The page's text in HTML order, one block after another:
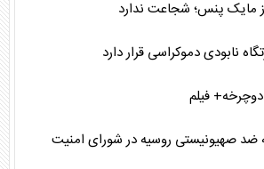
مایک پنس؛ شجاعت ندارد
نابودی دموکراسی قرار دارد
فیلم
صهیونیستی روسیه در شورای امنیت